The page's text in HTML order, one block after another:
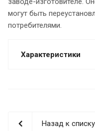
могут быть
потребителями.
Характеристики
Назад к списку